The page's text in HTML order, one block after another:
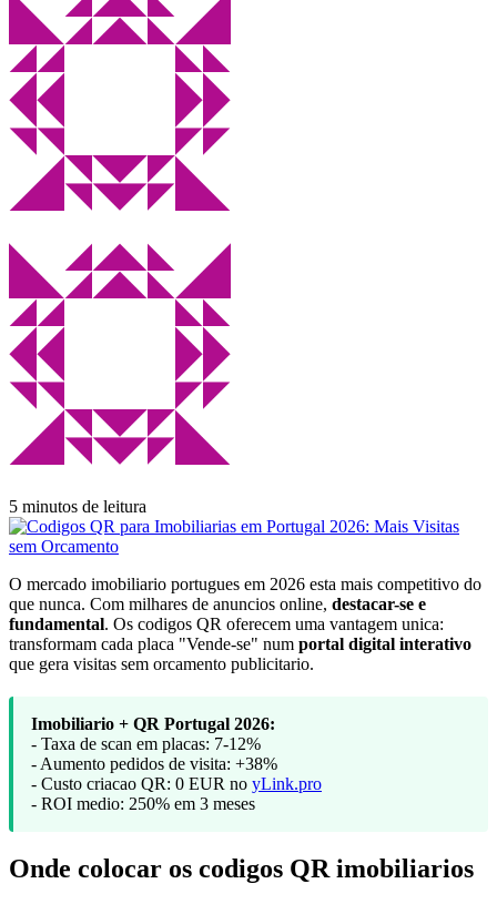
5 minutos de leitura
O mercado imobiliario portugues em 2026 esta mais competitivo do
que nunca. Com milhares de anuncios online, destacar-se e
fundamental. Os codigos QR oferecem uma vantagem unica:
transformam cada placa "Vende-se" num portal digital interativo
que gera visitas sem orcamento publicitario.
Imobiliario + QR Portugal 2026:
- Taxa de scan em placas: 7-12%
- Aumento pedidos de visita: +38%
- Custo criacao QR: 0 EUR no yLink.pro
- ROI medio: 250% em 3 meses
Onde colocar os codigos QR imobiliarios